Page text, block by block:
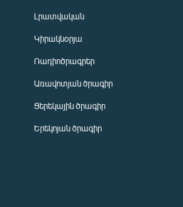
Լրատվական
Կիրակնօրյա
Ռադիոծրագրեր
Առավոտյան ծրագիր
Ցերեկային ծրագիր
Երեկոյան ծրագիր